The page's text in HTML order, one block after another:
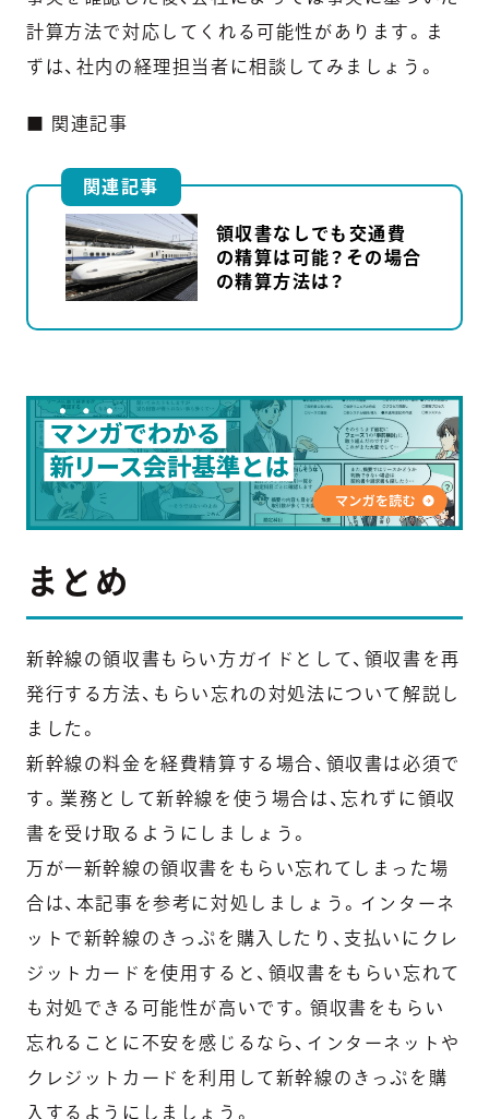
計算方法で対応してくれる可能性があります。ま
ずは、社内の経理担当者に相談してみましょう。
■ 関連記事
関連記事
領収書なしでも交通費
の精算は可能？その場合
の精算方法は？
まとめ
新幹線の領収書もらい方ガイドとして、領収書を再
発行する方法、もらい忘れの対処法について解説し
ました。
新幹線の料金を経費精算する場合、領収書は必須で
す。業務として新幹線を使う場合は、忘れずに領収
書を受け取るようにしましょう。
万が一新幹線の領収書をもらい忘れてしまった場
合は、本記事を参考に対処しましょう。インターネ
ットで新幹線のきっぷを購入したり、支払いにクレ
ジットカードを使用すると、領収書をもらい忘れて
も対処できる可能性が高いです。領収書をもらい
忘れることに不安を感じるなら、インターネットや
クレジットカードを利用して新幹線のきっぷを購
入するようにしましょう。